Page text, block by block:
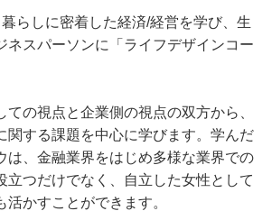
らしに密着した経済/経営を学び、⽣
ネスパーソンに「ライフデザインコー
ての視点と企業側の視点の双⽅から、
関する課題を中⼼に学びます。学んだ
は、⾦融業界をはじめ多様な業界での
⽴つだけでなく、⾃⽴した⼥性として
活かすことができます。